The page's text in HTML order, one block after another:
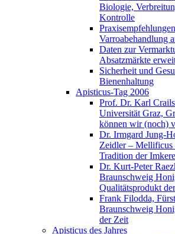
Biologie,
Kontrolle
Varroabehandlung
Daten zur
Absatzmärkte
Sicherheit und
Bienenhaltung
Apisticus-Tag 2006
Prof. Dr. Karl
Universität Graz,
können wir (noch)
Dr. Irmgard Jung-
Zeidler – Mellificus
Tradition der
Dr. Kurt-Peter
Braunschweig
Qualitätsprodukt
Frank Filodda,
Braunschweig
der Zeit
Apisticus des Jahres